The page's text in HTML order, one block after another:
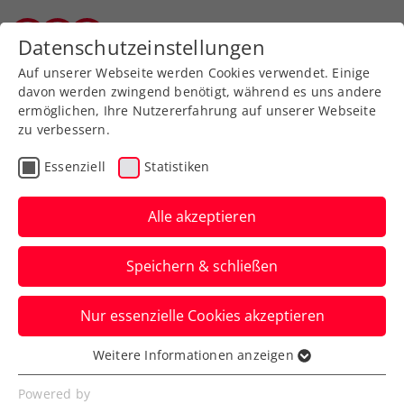
Zurück zur Newsübersicht
Turniere
NÖ Open powered by
EVN: Full House für
Austro-Finalist Neumayer
Das ÖTV-Ass kämpft beim ATP-Challenger
in Tulln am Sonntag um den Titel, live auf
ORF SPORT+ und ÖTV TV.
Verfasst von: Presseaussendung / Redaktion, 07.09.2024
Datenschutzeinstellungen
Auf unserer Webseite werden Cookies verwendet. Einige
davon werden zwingend benötigt, während es uns andere
ermöglichen, Ihre Nutzererfahrung auf unserer Webseite
zu verbessern.
Essenziell Statistiken
Alle akzeptieren
Speichern & schließen
Nur essenzielle Cookies akzeptieren
Essenziell
Essenzielle Cookies werden für grundlegende
Weitere Informationen anzeigen
Powered by